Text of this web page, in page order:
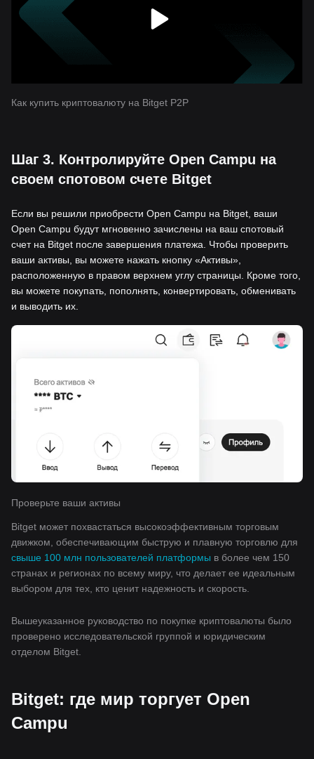
Как купить криптовалюту на Bitget P2P
Шаг 3. Контролируйте Open Campu на
своем спотовом счете Bitget
Если вы решили приобрести Open Campu на Bitget, ваши
Open Campu будут мгновенно зачислены на ваш спотовый
счет на Bitget после завершения платежа. Чтобы проверить
ваши активы, вы можете нажать кнопку «Активы»,
расположенную в правом верхнем углу страницы. Кроме того,
вы можете покупать, пополнять, конвертировать, обменивать
и выводить их.
Проверьте ваши активы
Bitget может похвастаться высокоэффективным торговым
движком, обеспечивающим быструю и плавную торговлю для
свыше 100 млн пользователей платформы в более чем 150
странах и регионах по всему миру, что делает ее идеальным
выбором для тех, кто ценит надежность и скорость.
Вышеуказанное руководство по покупке криптовалюты было
проверено исследовательской группой и юридическим
отделом Bitget.
Bitget: где мир торгует Open
Campu